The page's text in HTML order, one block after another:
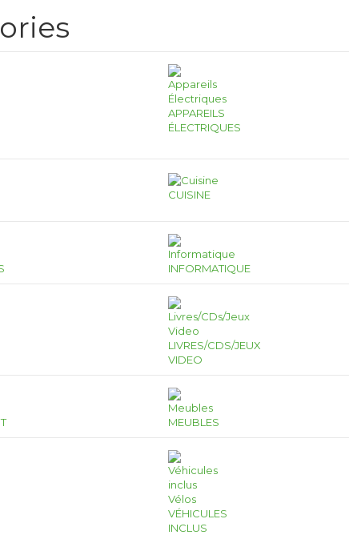
APPAREILS
ÉLECTRIQUES
CUISINE
INFORMATIQUE
LIVRES/CDS/JEUX
VIDEO
MEUBLES
VÉHICULES
INCLUS